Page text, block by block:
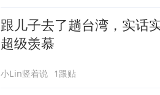
跟儿子去了趟台湾，实话
超级羡慕
小Lin竖着说 1跟贴